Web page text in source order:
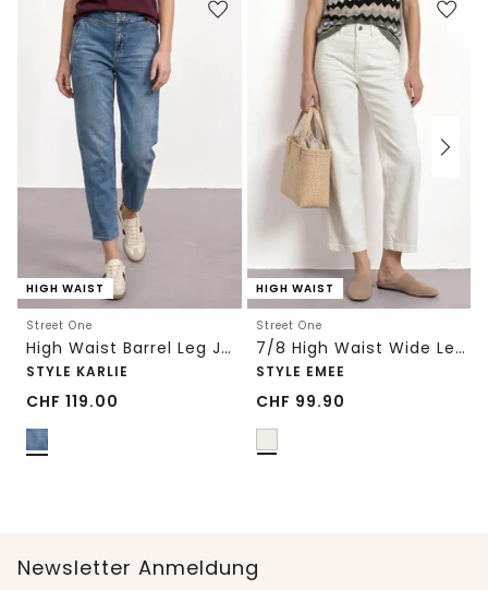
HIGH WAIST
Street One
High Waist Barrel Leg Jeans im Loose Fit
STYLE KARLIE
CHF 119.00
HIGH WAIST
Street One
7/8 High Waist Wide Leg Jeans im Loose Fit
STYLE EMEE
CHF 99.90
Newsletter Anmeldung